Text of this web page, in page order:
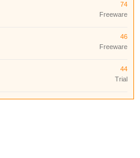
74
Freeware
46
Freeware
44
Trial